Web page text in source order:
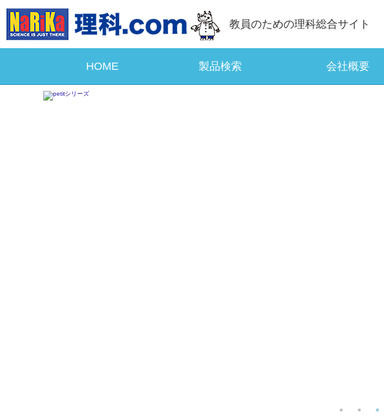
教員のための理科総合サイト
HOME 製品検索 会社概要